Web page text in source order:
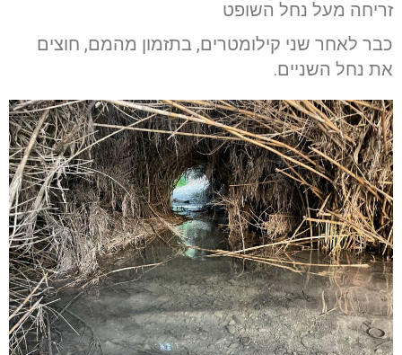
זריחה מעל נחל השופט
כבר לאחר שני קילומטרים, בתזמון מהמם, חוצים
את נחל השניים.